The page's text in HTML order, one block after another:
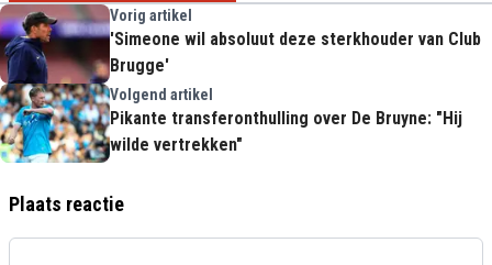
Vorig artikel
'Simeone wil absoluut deze sterkhouder van Club
Brugge'
Volgend artikel
Pikante transferonthulling over De Bruyne: "Hij
wilde vertrekken"
Plaats reactie